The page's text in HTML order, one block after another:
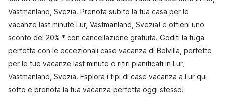
Västmanland, Svezia. Prenota subito la tua casa per le
vacanze last minute Lur, Västmanland, Svezia! e ottieni uno
sconto del 20% * con cancellazione gratuita. Goditi la fuga
perfetta con le eccezionali case vacanza di Belvilla, perfette
per le tue vacanze last minute o ritiri pianificati in Lur,
Västmanland, Svezia. Esplora i tipi di case vacanza a Lur qui
sotto e prenota la tua vacanza perfetta oggi stesso!